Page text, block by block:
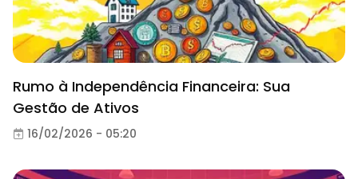
Rumo à Independência Financeira: Sua
Gestão de Ativos
16/02/2026 - 05:20